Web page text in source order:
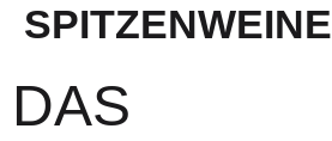
SPITZENWEINE
DAS